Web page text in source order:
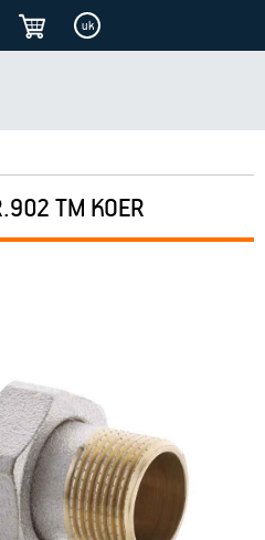
uk
ТМ KOER